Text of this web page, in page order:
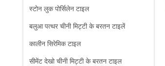
स्टोन लुक पोर्सिलेन टाइल
बलुआ पत्थर चीनी मिट्टी के बरतन टाइलें
कालीन सिरेमिक टाइल
सीमेंट देखो चीनी मिट्टी के बरतन टाइल